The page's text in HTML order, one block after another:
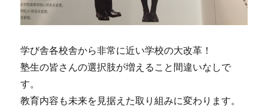
学び舎各校舎から非常に近い学校の大改革！
塾生の皆さんの選択肢が増えること間違いなしで
す。
教育内容も未来を見据えた取り組みに変わります。